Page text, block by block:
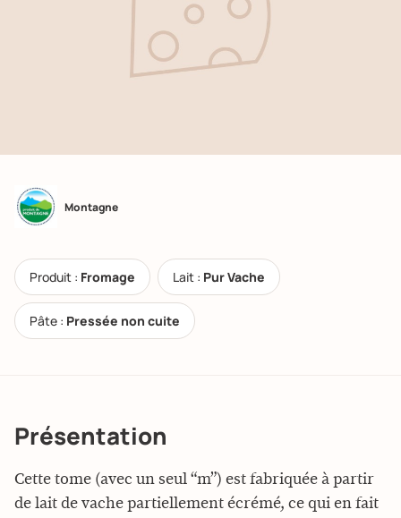
Montagne
Produit : Fromage Lait : Pur Vache
Pâte : Pressée non cuite
Présentation
Cette tome (avec un seul “m”) est fabriquée à partir
de lait de vache partiellement écrémé, ce qui en fait